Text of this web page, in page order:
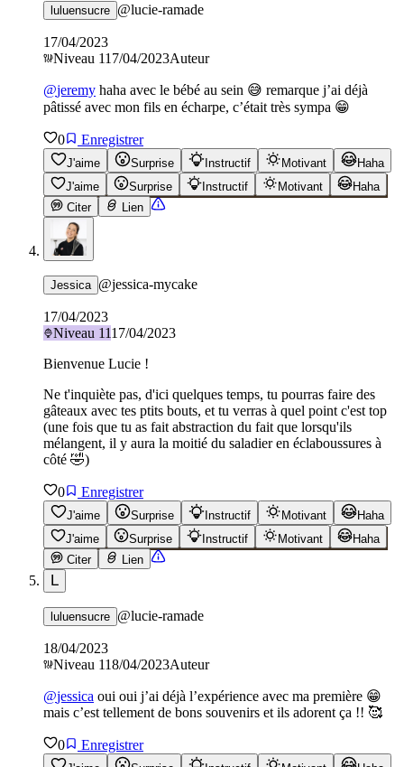
luluensucre @lucie-ramade
17/04/2023
Niveau 117/04/2023Auteur
@jeremy haha avec le bébé au sein 😅 remarque j’ai déjà
pâtissé avec mon fils en écharpe, c’était très sympa 😁
0 Enregistrer
J'aime Surprise Instructif Motivant
Haha
J'aime
Surprise Instructif Motivant
Haha
Citer
Lien
Jessica @jessica-mycake
17/04/2023
Niveau 1117/04/2023
Bienvenue Lucie !
Ne t'inquiète pas, d'ici quelques temps, tu pourras faire des
gâteaux avec tes ptits bouts, et tu verras à quel point c'est top
(une fois que tu as fait abstraction du fait que lorsqu'ils
mélangent, il y aura la moitié du saladier en éclaboussures à
côté 🤣)
0 Enregistrer
J'aime Surprise Instructif Motivant
Haha
J'aime
Surprise Instructif Motivant
Haha
Citer
Lien
L
luluensucre @lucie-ramade
18/04/2023
Niveau 118/04/2023Auteur
@jessica oui oui j’ai déjà l’expérience avec ma première 😁
mais c’est tellement de bons souvenirs et ils adorent ça !! 🥰
0 Enregistrer